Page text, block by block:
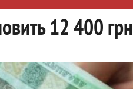
12 400 грн